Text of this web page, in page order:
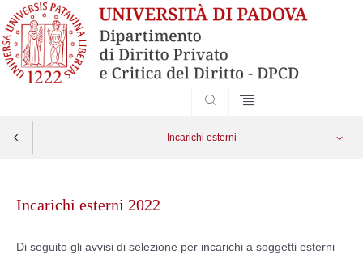
Incarichi esterni
contentIncarichi esterni 2022
Di seguito gli avvisi di selezione per incarichi a soggetti esterni